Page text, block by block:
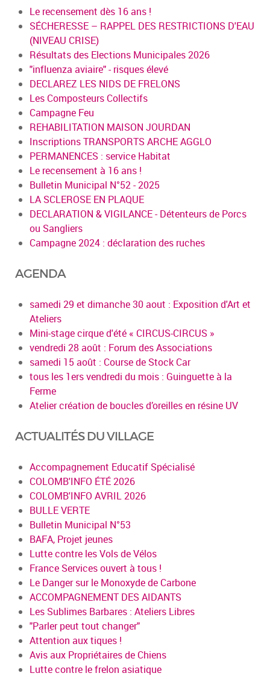
Le recensement dès 16 ans !
SÉCHERESSE – RAPPEL DES RESTRICTIONS D'EAU
(NIVEAU CRISE)
Résultats des Elections Municipales 2026
"influenza aviaire" - risques élevé
DECLAREZ LES NIDS DE FRELONS
Les Composteurs Collectifs
Campagne Feu
REHABILITATION MAISON JOURDAN
Inscriptions TRANSPORTS ARCHE AGGLO
PERMANENCES : service Habitat
Le recensement à 16 ans !
Bulletin Municipal N°52 - 2025
LA SCLEROSE EN PLAQUE
DECLARATION & VIGILANCE - Détenteurs de Porcs
ou Sangliers
Campagne 2024 : déclaration des ruches
AGENDA
samedi 29 et dimanche 30 aout : Exposition d'Art et
Ateliers
Mini-stage cirque d'été « CIRCUS-CIRCUS »
vendredi 28 août : Forum des Associations
samedi 15 août : Course de Stock Car
tous les 1ers vendredi du mois : Guinguette à la
Ferme
Atelier création de boucles d’oreilles en résine UV
ACTUALITÉS DU VILLAGE
Accompagnement Educatif Spécialisé
COLOMB'INFO ÉTÉ 2026
COLOMB'INFO AVRIL 2026
BULLE VERTE
Bulletin Municipal N°53
BAFA, Projet jeunes
Lutte contre les Vols de Vélos
France Services ouvert à tous !
Le Danger sur le Monoxyde de Carbone
ACCOMPAGNEMENT DES AIDANTS
Les Sublimes Barbares : Ateliers Libres
"Parler peut tout changer"
Attention aux tiques !
Avis aux Propriétaires de Chiens
Lutte contre le frelon asiatique